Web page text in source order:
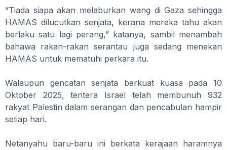
“Tiada siapa akan melaburkan wang di Gaza sehingga
HAMAS dilucutkan senjata, kerana mereka tahu akan
berlaku satu lagi perang,” katanya, sambil menambah
bahawa rakan-rakan serantau juga sedang menekan
HAMAS untuk mematuhi perkara itu.
Walaupun gencatan senjata berkuat kuasa pada 10
Oktober 2025, tentera Israel telah membunuh 932
rakyat Palestin dalam serangan dan pencabulan hampir
setiap hari.
Netanyahu baru-baru ini berkata kerajaan haramnya